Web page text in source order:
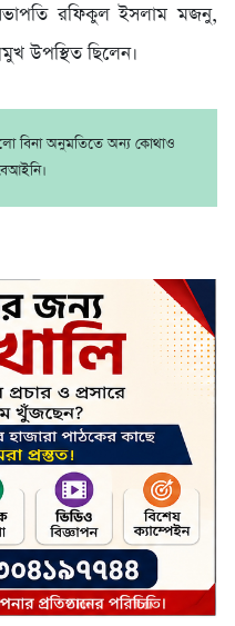
রফিকুল ইসলাম মজনু,
উপস্থিত ছিলেন।
বিনা অনুমতিতে অন্য কোথাও